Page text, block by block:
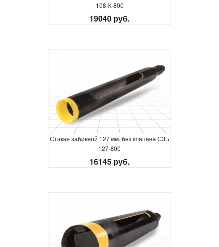
108-К-800
19040 руб.
Стакан забивной 127 мм. без клапана СЗБ
127-800
16145 руб.